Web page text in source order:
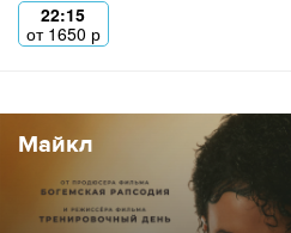
22:15
от 1650 р
Майкл